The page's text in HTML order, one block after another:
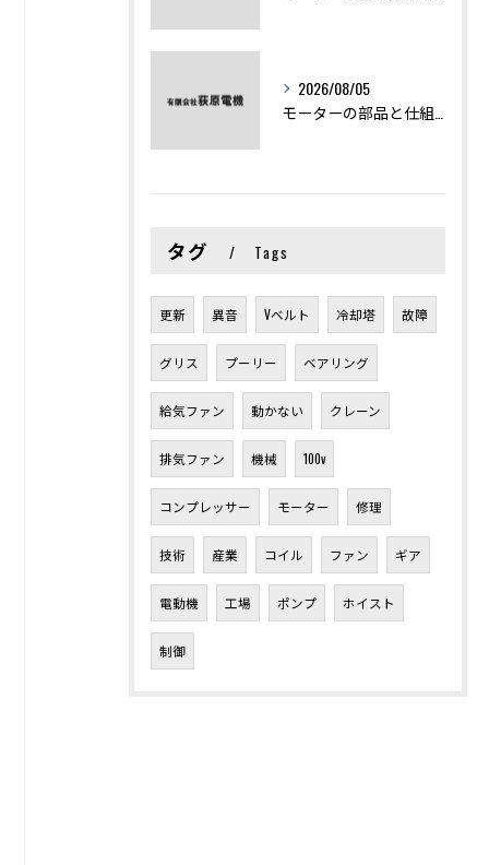
2026/08/05
タグ Tags
更新 異音 Vベルト 冷却塔 故障
グリス プーリー ベアリング
給気ファン 動かない クレーン
排気ファン 機械 100v
コンプレッサー モーター 修理
技術 産業 コイル ファン ギア
電動機 工場 ポンプ ホイスト
制御